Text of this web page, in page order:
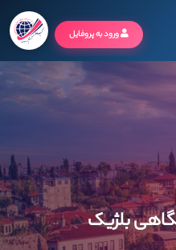
ورود به پروفایل
بلژیک